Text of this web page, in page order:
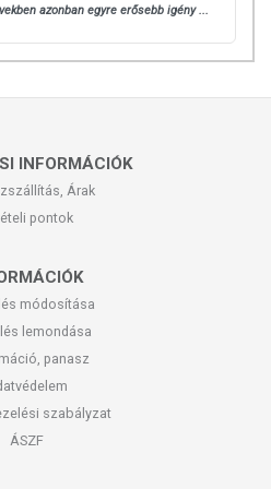
eltérő lehet, jelölésük,
vegyes étrendet és az
alkalmas! Betegség esetén
Az ajánlott napi
vagy allergiás! Kisgyermektől
azonban egyre erősebb igény ...
INFORMÁCIÓK
Árak
pontok
módosítása
lemondása
panasz
szabályzat
ÁSZF